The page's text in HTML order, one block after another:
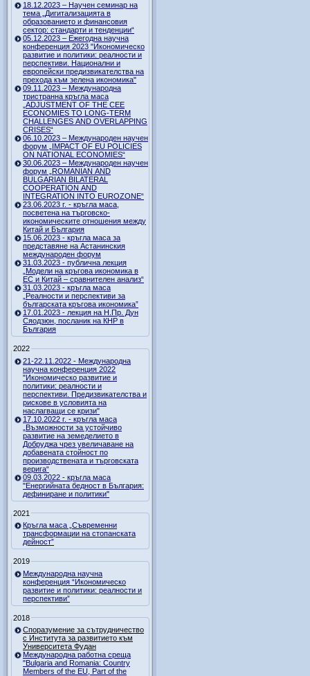
18.12.2023 – Научен семинар на
тема „Дигитализацията в
образованието и финансовия
сектор: стандарти и тенденции“
05.12.2023 – Ежегодна научна
конференция 2023 "Икономическо
развитие и политики: реалности и
перспективи. Национални и
европейски предизвикателства на
прехода към зелена икономика"
09.11.2023 – Международна
тристранна кръгла маса
„ADJUSTMENT OF THE CEE
ECONOMIES TO LONG-TERM
CHALLENGES AND OVERLAPPING
CRISES“
06.10.2023 – Международен научен
форум „IMPACT OF EU POLICIES
ON NATIONAL ECONOMIES“
30.06.2023 – Международен научен
форум „ROMANIAN AND
BULGARIAN BILATERAL
COOPERATION AND
INTEGRATION INTO EUROZONE“
23.06.2023 г. - кръгла маса,
посветена на търговско-
икономическите отношения между
Китай и България
15.06.2023 - кръгла маса за
представяне на Астанинския
международен форум
31.03.2023 - публична лекция
„Модели на кръгова икономика в
ЕС и Китай – сравнителен анализ“
31.03.2023 - кръгла маса
„Реалности и перспективи за
българската кръгова икономика”
17.01.2023 - лекция на Н.Пр. Дун
Сяодзюн, посланик на КНР в
България
2022
21-22.11.2022 - Международна
научна конференция 2022
"Икономическо развитие и
политики: реалности и
перспективи. Предизвикателства и
рискове в условията на
наслагващи се кризи"
17.10.2022 г. - кръгла маса
„Възможности за устойчиво
развитие на земеделието в
Добруджа чрез увеличаване на
добавената стойност по
производствената и търговската
верига“
09.03.2022 - кръгла маса
"Енергийната бедност в България:
дефиниране и политики"
2021
Кръгла маса „Съвременни
трансформации на стопанската
дейност”
2019
Международна научна
конференция “Икономическо
развитие и политики: реалности и
перспективи”
2018
Споразумение за сътрудничество
с Института за развитието към
Университета Фудан
Международна работна среща
"Bulgaria and Romania: Country
Members of the EU, Part of the